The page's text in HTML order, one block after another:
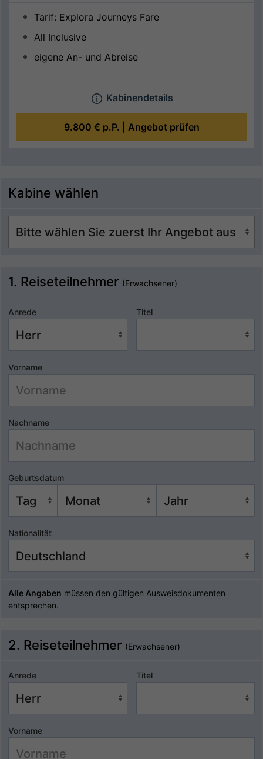
Tarif: Explora Journeys Fare
All Inclusive
eigene An- und Abreise
Kabinendetails
9.800 € p.P. | Angebot prüfen
Kabine wählen
1. Reiseteilnehmer (Erwachsener)
Anrede Titel
Vorname
Nachname
Geburtsdatum
Nationalität
Alle Angaben müssen den gültigen Ausweisdokumenten
entsprechen.
2. Reiseteilnehmer (Erwachsener)
Anrede Titel
Vorname